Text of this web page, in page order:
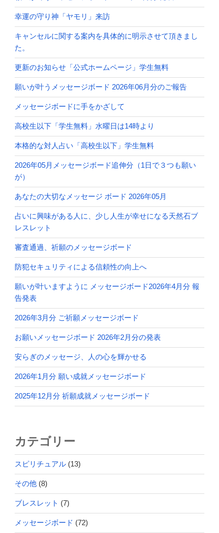
幸運の守り神「ヤモリ」来訪
キャンセルに関する案内を具体的に明示させて頂きまし
た。
更新のお知らせ「公式ホームページ」学生無料
願いが叶うメッセージボード 2026年06月分のご報告
メッセージボードに手をかざして
高校生以下「学生無料」水曜日は14時より
本格的な対人占い「高校生以下」学生無料
2026年05月メッセージボード追伸分（1日で３つも願い
が）
あなたの大切なメッセージ ボード 2026年05月
占いに興味がある人に、少し人生が幸せになる天然石ブ
レスレット
審査通過、祈願のメッセージボード
防犯セキュリティによる信頼性の向上へ
願いが叶いますように メッセージボード2026年4月分 報
告発表
2026年3月分 ご祈願メッセージボード
お願いメッセージボード 2026年2月分の発表
安らぎのメッセージ、人の心を輝かせる
2026年1月分 願い成就メッセージボード
2025年12月分 祈願成就メッセージボード
カテゴリー
スピリチュアル (13)
その他 (8)
ブレスレット (7)
メッセージボード (72)